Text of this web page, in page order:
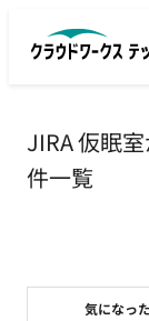
JIRA 仮眠
件一覧
気になっ